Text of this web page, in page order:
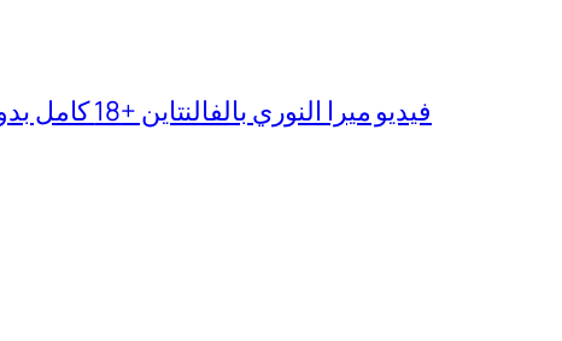
فيديو ميرا النوري بالفالنتاين +18 كامل بدون تغبيش